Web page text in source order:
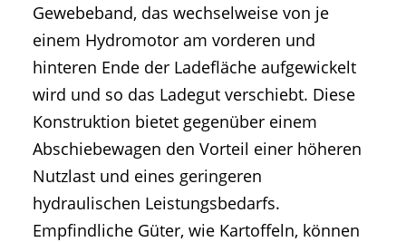
Gewebeband, das wechselweise von je
einem Hydromotor am vorderen und
hinteren Ende der Ladefläche aufgewickelt
wird und so das Ladegut verschiebt. Diese
Konstruktion bietet gegenüber einem
Abschiebewagen den Vorteil einer höheren
Nutzlast und eines geringeren
hydraulischen Leistungsbedarfs.
Empfindliche Güter, wie Kartoffeln, können